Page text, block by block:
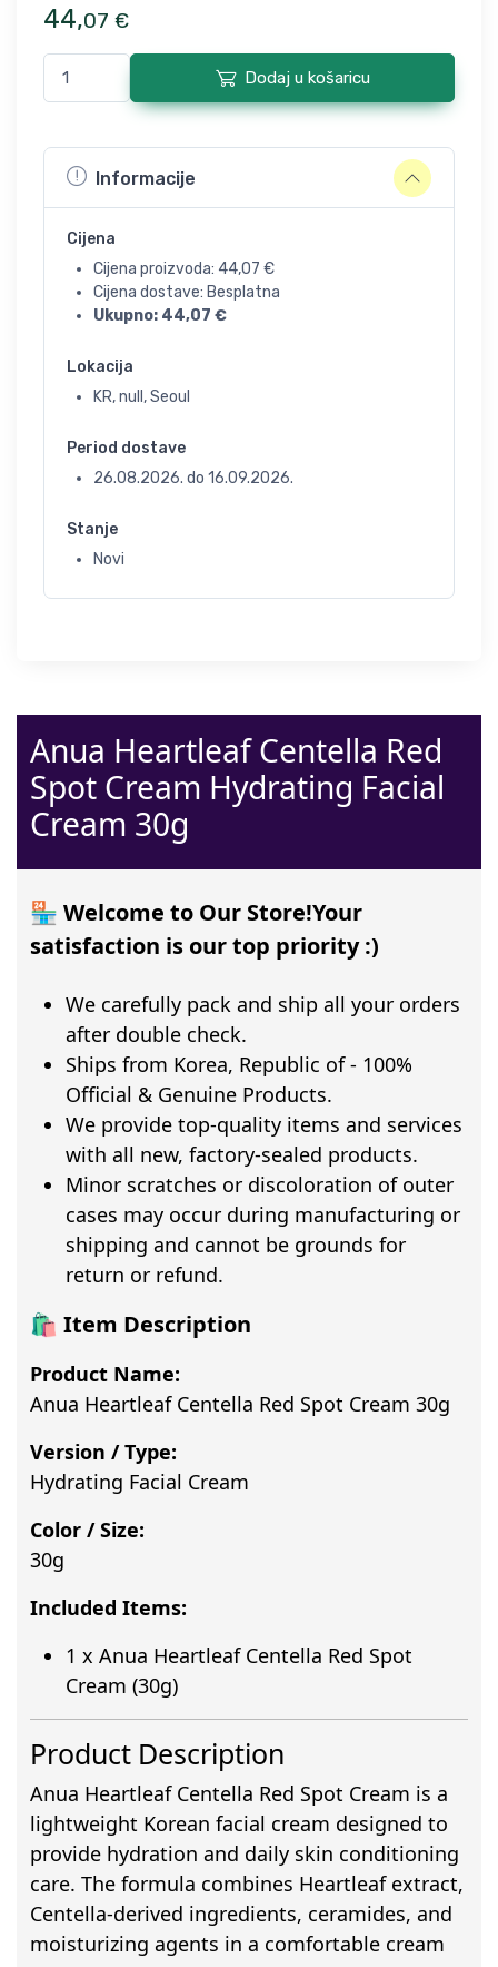
44,07 €
Dodaj u košaricu
Informacije
Cijena
Cijena proizvoda: 44,07 €
Cijena dostave: Besplatna
Ukupno: 44,07 €
Lokacija
KR, null, Seoul
Period dostave
26.08.2026. do 16.09.2026.
Stanje
Novi